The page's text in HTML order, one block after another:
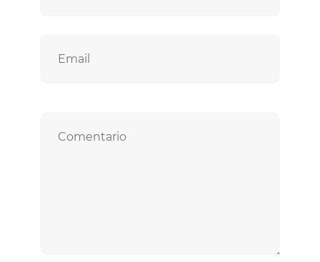
electrónico